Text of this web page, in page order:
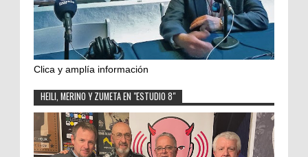
Clica y amplía información
HEILI, MERINO Y ZUMETA EN "ESTUDIO 8"